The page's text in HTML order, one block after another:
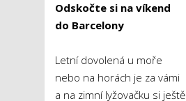
Odskočte si na víkend
do Barcelony
Letní dovolená u moře
nebo na horách je za vámi
a na zimní lyžovačku si ještě